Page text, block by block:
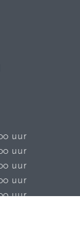
uur
uur
uur
uur
uur